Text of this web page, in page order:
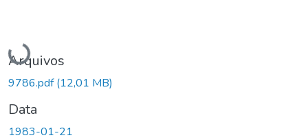
Carregando...
Arquivos
9786.pdf(12,01 MB)
Data
1983-01-21